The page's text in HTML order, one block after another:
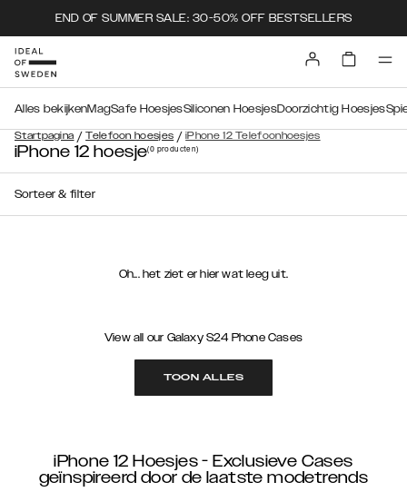
END OF SUMMER SALE: 30-50% OFF BESTSELLERS
Startpagina / Telefoon hoesjes / iPhone 12 Telefoonhoesjes
Alles bekijkenMagSafe HoesjesSiliconen HoesjesDoorzichtig Hoesjes
iPhone 12 hoesje(0 producten)
Sorteer & filter
Oh... het ziet er hier wat leeg uit.
View all our Galaxy S24 Phone Cases
TOON ALLES
iPhone 12 Hoesjes - Exclusieve Cases
geïnspireerd door de laatste modetrends